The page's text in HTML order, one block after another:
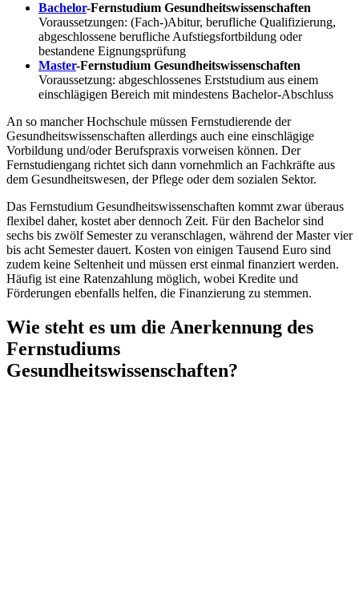
Bachelor-Fernstudium Gesundheitswissenschaften
Voraussetzungen: (Fach-)Abitur, berufliche Qualifizierung,
abgeschlossene berufliche Aufstiegsfortbildung oder
bestandene Eignungsprüfung
Master-Fernstudium Gesundheitswissenschaften
Voraussetzung: abgeschlossenes Erststudium aus einem
einschlägigen Bereich mit mindestens Bachelor-Abschluss
An so mancher Hochschule müssen Fernstudierende der
Gesundheitswissenschaften allerdings auch eine einschlägige
Vorbildung und/oder Berufspraxis vorweisen können. Der
Fernstudiengang richtet sich dann vornehmlich an Fachkräfte aus
dem Gesundheitswesen, der Pflege oder dem sozialen Sektor.
Das Fernstudium Gesundheitswissenschaften kommt zwar überaus
flexibel daher, kostet aber dennoch Zeit. Für den Bachelor sind
sechs bis zwölf Semester zu veranschlagen, während der Master vier
bis acht Semester dauert. Kosten von einigen Tausend Euro sind
zudem keine Seltenheit und müssen erst einmal finanziert werden.
Häufig ist eine Ratenzahlung möglich, wobei Kredite und
Förderungen ebenfalls helfen, die Finanzierung zu stemmen.
Wie steht es um die Anerkennung des
Fernstudiums
Gesundheitswissenschaften?